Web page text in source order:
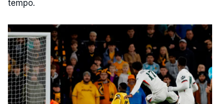
tempo.